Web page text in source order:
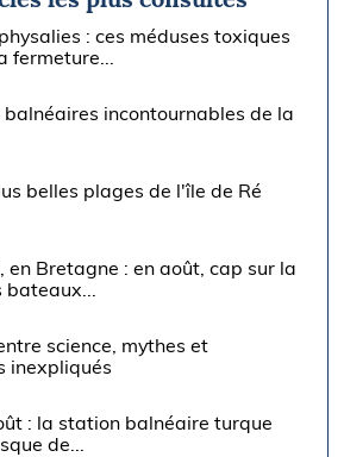
: ces méduses toxiques
incontournables de la
belles plages de l'île de Ré
en Bretagne : en août, cap sur la
science, mythes et
inexpliqués
: la station balnéaire turque
de...